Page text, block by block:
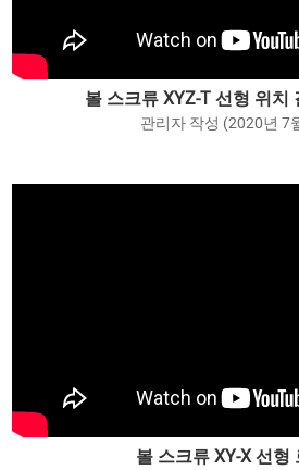
볼 스크류 XYZ-T 선형 위치
관리자 작성 (2020년 7
볼 스크류 XY-X 선형